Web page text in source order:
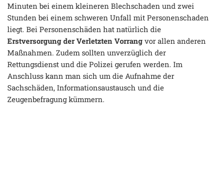
Minuten bei einem kleineren Blechschaden und zwei
Stunden bei einem schweren Unfall mit Personenschaden
liegt. Bei Personenschäden hat natürlich die
Erstversorgung der Verletzten Vorrang vor allen anderen
Maßnahmen. Zudem sollten unverzüglich der
Rettungsdienst und die Polizei gerufen werden. Im
Anschluss kann man sich um die Aufnahme der
Sachschäden, Informationsaustausch und die
Zeugenbefragung kümmern.